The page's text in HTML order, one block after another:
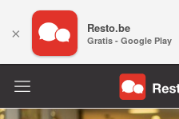
× Resto.be
Gratis - Google Play